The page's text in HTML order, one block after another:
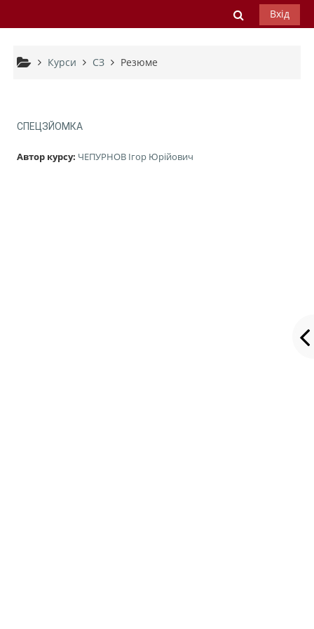
Вхід
Курси СЗ Резюме
СПЕЦЗЙОМКА
Автор курсу: ЧЕПУРНОВ Ігор Юрійович